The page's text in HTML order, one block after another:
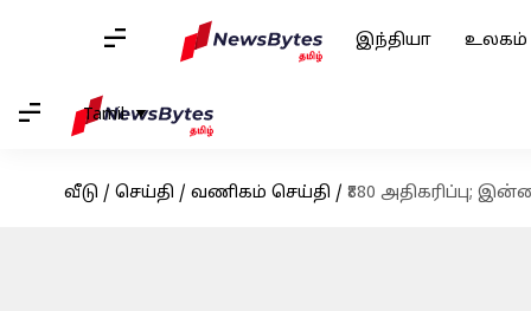
இந்தியா உலகம்
Tamil
வீடு / செய்தி / வணிகம் செய்தி / ₹880 அதிகரிப்பு;